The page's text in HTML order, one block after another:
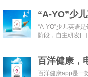
“A-YO”少儿英语
阶段，自主研发[...]
百洋健康app是一